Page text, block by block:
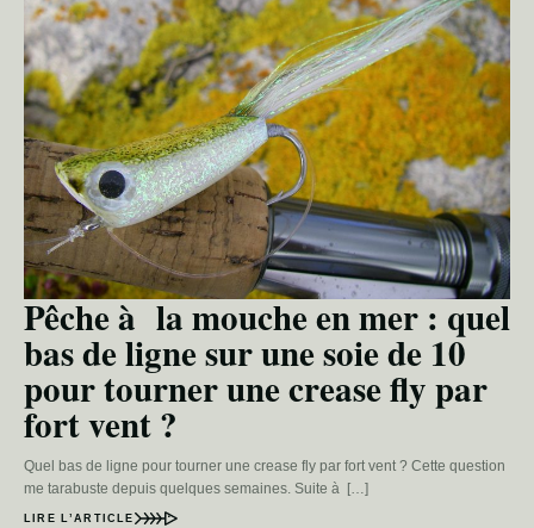
Pêche à la mouche en mer : quel
bas de ligne sur une soie de 10
pour tourner une crease fly par
fort vent ?
Quel bas de ligne pour tourner une crease fly par fort vent ? Cette question
me tarabuste depuis quelques semaines. Suite à […]
LIRE L’ARTICLE